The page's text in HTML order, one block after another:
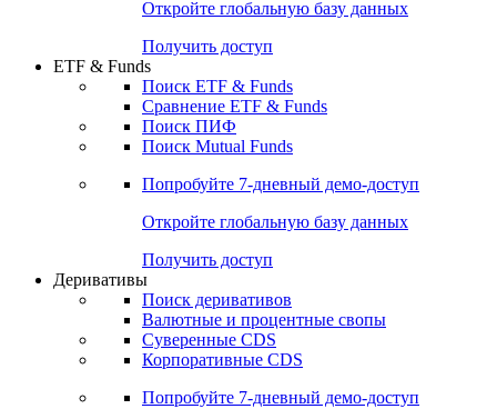
Откройте глобальную базу данных
Получить доступ
ETF & Funds
Поиск ETF & Funds
Сравнение ETF & Funds
Поиск ПИФ
Поиск Mutual Funds
Попробуйте 7-дневный демо-доступ
Откройте глобальную базу данных
Получить доступ
Деривативы
Поиск деривативов
Валютные и процентные свопы
Суверенные CDS
Корпоративные CDS
Попробуйте 7-дневный демо-доступ